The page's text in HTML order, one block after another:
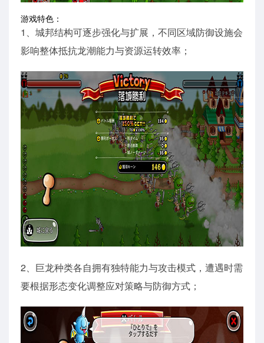
游戏特色：
1、城邦结构可逐步强化与扩展，不同区域防御设施会
影响整体抵抗龙潮能力与资源运转效率；
2、巨龙种类各自拥有独特能力与攻击模式，遭遇时需
要根据形态变化调整应对策略与防御方式；